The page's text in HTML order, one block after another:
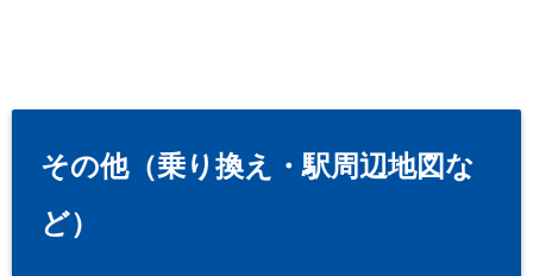
その他（乗り換え・駅周辺地図な
ど）